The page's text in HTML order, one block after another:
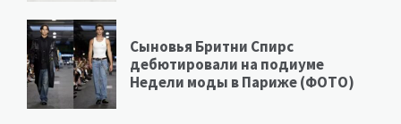
Сыновья Бритни Спирс
дебютировали на подиуме
Недели моды в Париже (ФОТО)